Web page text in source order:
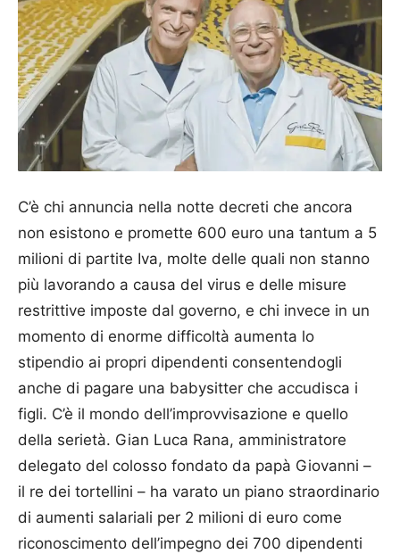
C’è chi annuncia nella notte decreti che ancora
non esistono e promette 600 euro una tantum a 5
milioni di partite Iva, molte delle quali non stanno
più lavorando a causa del virus e delle misure
restrittive imposte dal governo, e chi invece in un
momento di enorme difficoltà aumenta lo
stipendio ai propri dipendenti consentendogli
anche di pagare una babysitter che accudisca i
figli. C’è il mondo dell’improvvisazione e quello
della serietà. Gian Luca Rana, amministratore
delegato del colosso fondato da papà Giovanni –
il re dei tortellini – ha varato un piano straordinario
di aumenti salariali per 2 milioni di euro come
riconoscimento dell’impegno dei 700 dipendenti